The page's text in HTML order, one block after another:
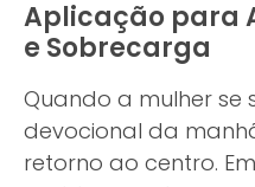
Aplicação para
e Sobrecarga
Quando a mulher
devocional da
retorno ao centro.